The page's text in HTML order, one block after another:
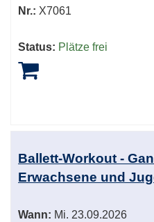
Nr.: X7061
Status: Plätze frei
Ballett-Workout -
Erwachsene und
Wann: Mi. 23.09.2026